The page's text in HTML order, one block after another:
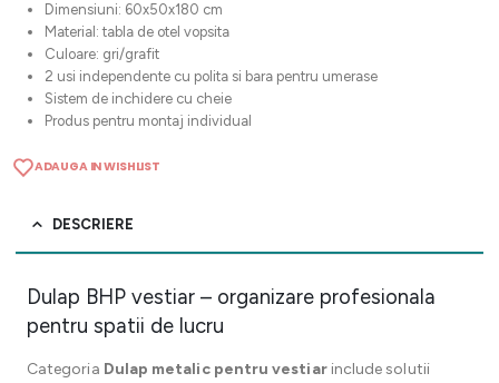
Dimensiuni: 60x50x180 cm
Material: tabla de otel vopsita
Culoare: gri/grafit
2 usi independente cu polita si bara pentru umerase
Sistem de inchidere cu cheie
Produs pentru montaj individual
ADAUGA IN WISHLIST
DESCRIERE
Dulap BHP vestiar – organizare profesionala
pentru spatii de lucru
Categoria Dulap metalic pentru vestiarinclude solutii